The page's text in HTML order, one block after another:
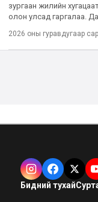
зургаан жилийн
олон улсад гаргалаа.
2026 оны гуравдугаар
Бидний тухай